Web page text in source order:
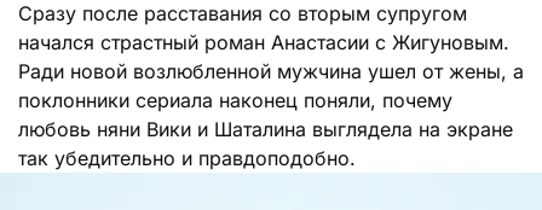
Сразу после расставания со вторым супругом
начался страстный роман Анастасии с Жигуновым.
Ради новой возлюбленной мужчина ушел от жены, а
поклонники сериала наконец поняли, почему
любовь няни Вики и Шаталина выглядела на экране
так убедительно и правдоподобно.